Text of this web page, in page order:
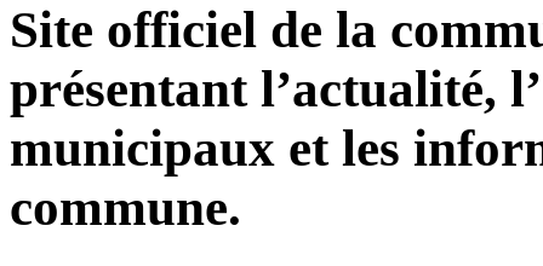
Site officiel de la
présentant l’actualité,
municipaux et les
commune.